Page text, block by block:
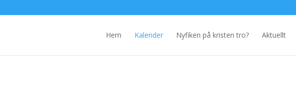
Hem Kalender Nyfiken på kristen tro? Aktuellt